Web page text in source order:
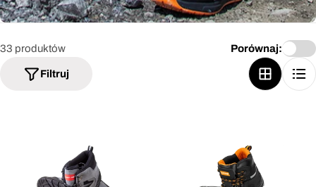
33 produktów
Filtruj
Porównaj: